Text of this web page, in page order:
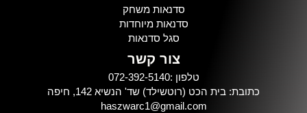
סדנאות משחק
סדנאות מיוחדות
סגל סדנאות
צור קשר
טלפון :072-392-5140
כתובת: בית הכט (רוטשילד) שד' הנשיא 142, חיפה
haszwarc1@gmail.com